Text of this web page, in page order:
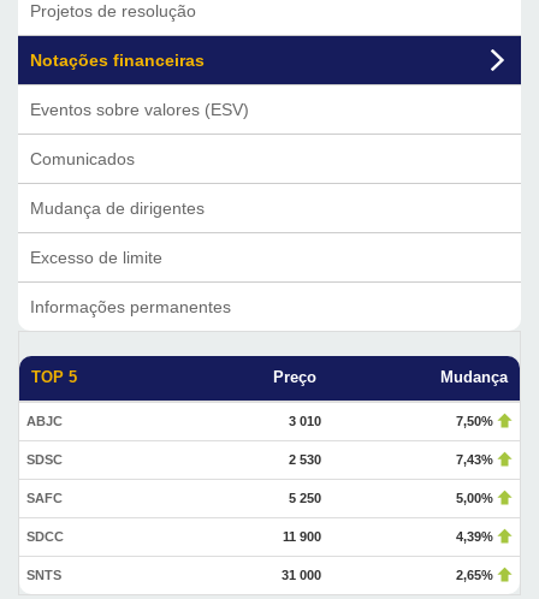
Projetos de resolução
Notações financeiras
Eventos sobre valores (ESV)
Comunicados
Mudança de dirigentes
Excesso de limite
Informações permanentes
TOP 5 Preço Mudança
ABJC 3 010 7,50%
SDSC 2 530 7,43%
SAFC 5 250 5,00%
SDCC 11 900 4,39%
SNTS 31 000 2,65%